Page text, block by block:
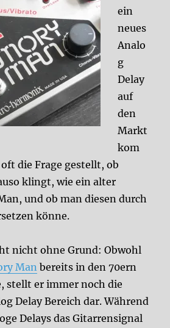
ein
neues
Analo
g
Delay
auf
den
Markt
kom
die Frage gestellt, ob
klingt, wie ein alter
und ob man diesen durch
könne.
nicht ohne Grund: Obwohl
Man bereits in den 70ern
stellt er immer noch die
Delay Bereich dar. Während
Delays das Gitarrensignal